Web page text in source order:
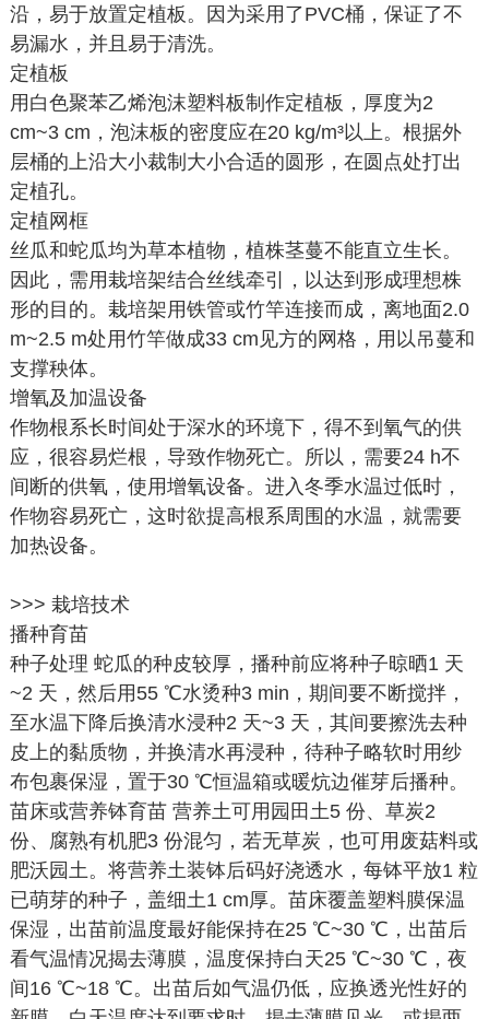
沿，易于放置定植板。因为采用了PVC桶，保证了不
易漏水，并且易于清洗。
定植板
用白色聚苯乙烯泡沫塑料板制作定植板，厚度为2
cm~3 cm，泡沫板的密度应在20 kg/m³以上。根据外
层桶的上沿大小裁制大小合适的圆形，在圆点处打出
定植孔。
定植网框
丝瓜和蛇瓜均为草本植物，植株茎蔓不能直立生长。
因此，需用栽培架结合丝线牵引，以达到形成理想株
形的目的。栽培架用铁管或竹竿连接而成，离地面2.0
m~2.5 m处用竹竿做成33 cm见方的网格，用以吊蔓和
支撑秧体。
增氧及加温设备
作物根系长时间处于深水的环境下，得不到氧气的供
应，很容易烂根，导致作物死亡。所以，需要24 h不
间断的供氧，使用增氧设备。进入冬季水温过低时，
作物容易死亡，这时欲提高根系周围的水温，就需要
加热设备。
>>> 栽培技术
播种育苗
种子处理 蛇瓜的种皮较厚，播种前应将种子晾晒1 天
~2 天，然后用55 ℃水烫种3 min，期间要不断搅拌，
至水温下降后换清水浸种2 天~3 天，其间要擦洗去种
皮上的黏质物，并换清水再浸种，待种子略软时用纱
布包裹保湿，置于30 ℃恒温箱或暖炕边催芽后播种。
苗床或营养钵育苗 营养土可用园田土5 份、草炭2
份、腐熟有机肥3 份混匀，若无草炭，也可用废菇料或
肥沃园土。将营养土装钵后码好浇透水，每钵平放1 粒
已萌芽的种子，盖细土1 cm厚。苗床覆盖塑料膜保温
保湿，出苗前温度最好能保持在25 ℃~30 ℃，出苗后
看气温情况揭去薄膜，温度保持白天25 ℃~30 ℃，夜
间16 ℃~18 ℃。出苗后如气温仍低，应换透光性好的